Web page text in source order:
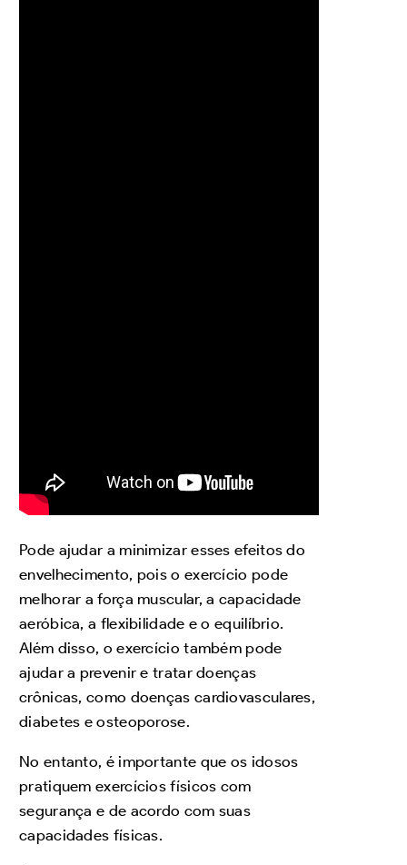
Pode ajudar a minimizar esses efeitos do
envelhecimento, pois o exercício pode
melhorar a força muscular, a capacidade
aeróbica, a flexibilidade e o equilíbrio.
Além disso, o exercício também pode
ajudar a prevenir e tratar doenças
crônicas, como doenças cardiovasculares,
diabetes e osteoporose.
No entanto, é importante que os idosos
pratiquem exercícios físicos com
segurança e de acordo com suas
capacidades físicas.